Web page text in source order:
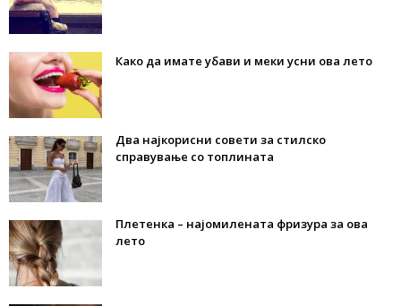
Како да имате убави и меки усни ова лето
Два најкорисни совети за стилско
справување со топлината
Плетенка – најомилената фризура за ова
лето